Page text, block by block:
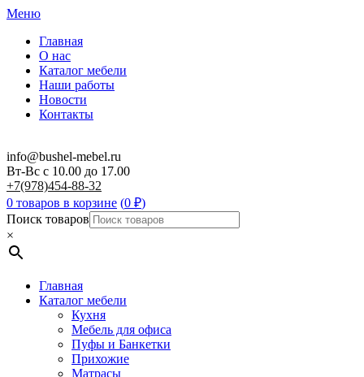
Меню
Главная
О нас
Каталог мебели
Наши работы
Новости
Контакты
info@bushel-mebel.ru
Вт-Вс c 10.00 до 17.00
+7(978)454-88-32
0 товаров в корзине (0 ₽)
Поиск товаров
×
Главная
Каталог мебели
Кухня
Мебель для офиса
Пуфы и Банкетки
Прихожие
Матрасы